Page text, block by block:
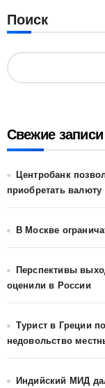
Поиск
Свежие записи
Центробанк
приобретать валюту
В Москве
Перспективы
оценили в России
Турист в Греции
недовольство
Индийский МИД